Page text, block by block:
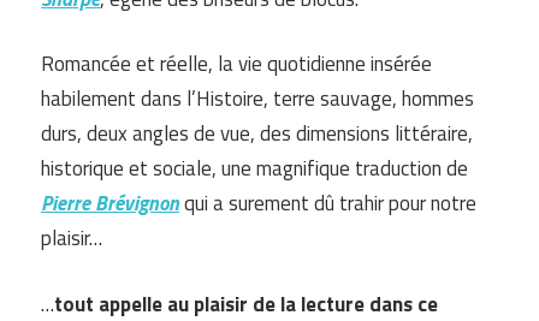
Romancée et réelle, la vie quotidienne insérée
habilement dans l’Histoire, terre sauvage, hommes
durs, deux angles de vue, des dimensions littéraire,
historique et sociale, une magnifique traduction de
Pierre Brévignonqui a surement dû trahir pour notre
plaisir…
…tout appelle au plaisir de la lecture dans ce